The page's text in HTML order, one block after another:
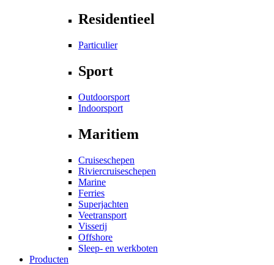
Residentieel
Particulier
Sport
Outdoorsport
Indoorsport
Maritiem
Cruiseschepen
Riviercruiseschepen
Marine
Ferries
Superjachten
Veetransport
Visserij
Offshore
Sleep- en werkboten
Producten